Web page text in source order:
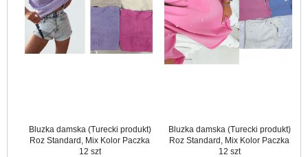
Bluzka damska (Turecki produkt)
Roz Standard, Mix Kolor Paczka
12 szt
Bluzka damska (Turecki produkt)
Roz Standard, Mix Kolor Paczka
12 szt